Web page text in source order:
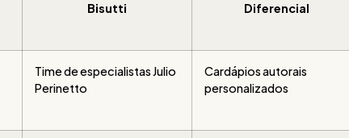
Bisutti Diferencial
Time de especialistas Julio
Perinetto
Cardápios autorais
personalizados